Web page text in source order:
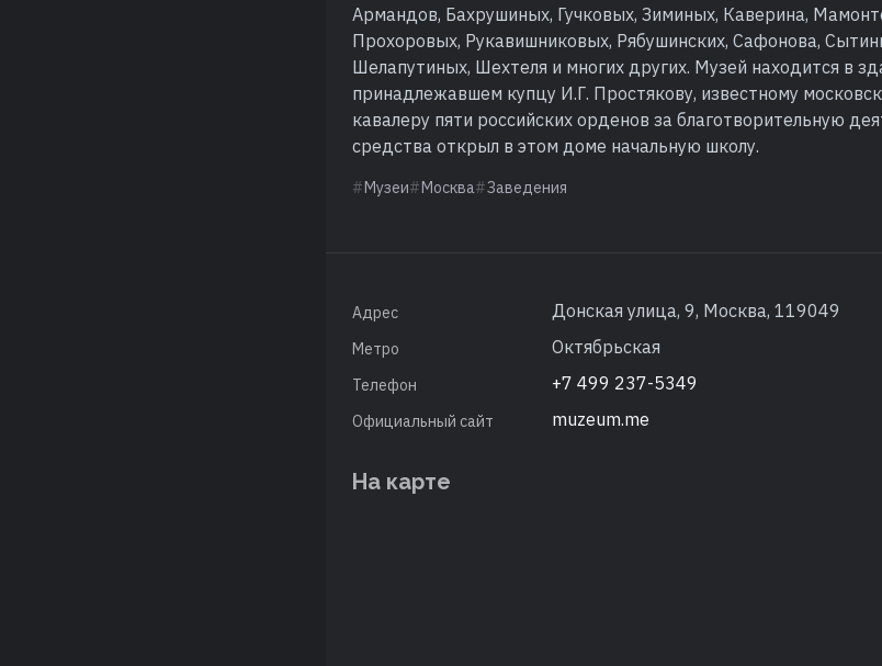
Армандов, Бахрушиных, Гучковых, Зиминых, Каверина,
Прохоровых, Рукавишниковых, Рябушинских, Сафонова,
Шелапутиных, Шехтеля и многих других. Музей находится в
принадлежавшем купцу И.Г. Простякову, известному
кавалеру пяти российских орденов за благотворительную
средства открыл в этом доме начальную школу.
Музеи Москва Заведения
Адрес Донская улица, 9, Москва, 119049
Метро Октябрьская
Телефон +7 499 237-5349
Официальный сайт muzeum.me
На карте